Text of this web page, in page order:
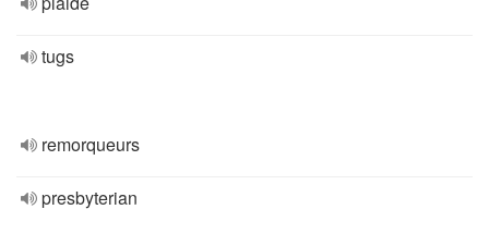
tugs
remorqueurs
presbyterian